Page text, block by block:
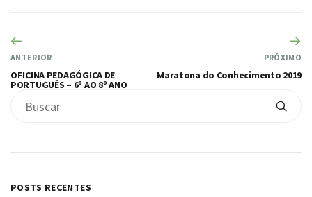
ANTERIOR
OFICINA PEDAGÓGICA DE
PORTUGUÊS – 6º AO 8º ANO
PRÓXIMO
Maratona do Conhecimento 2019
POSTS RECENTES